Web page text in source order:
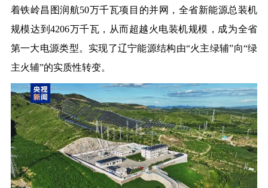
着铁岭昌图润航50万千瓦项目的并网，全省新能源总装机
规模达到4206万千瓦，从而超越火电装机规模，成为全省
第一大电源类型。实现了辽宁能源结构由“火主绿辅”向“绿
主火辅”的实质性转变。